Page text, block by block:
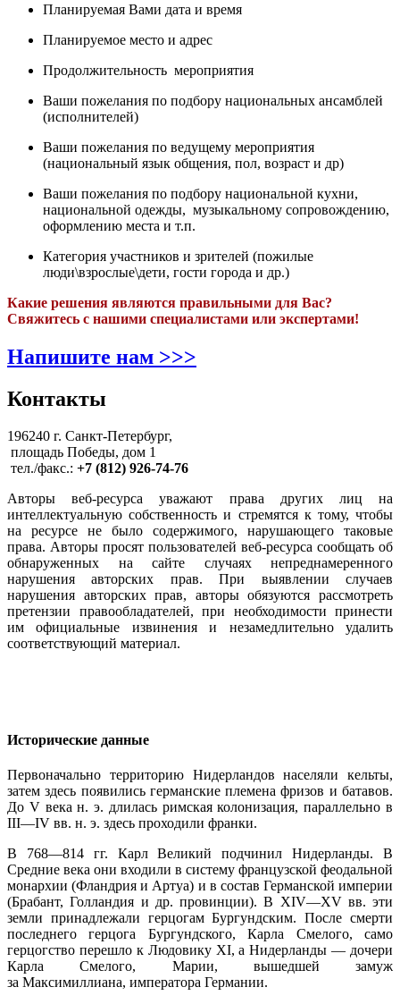
Планируемая Вами дата и время
Планируемое место и адрес
Продолжительность мероприятия
Ваши пожелания по подбору национальных ансамблей
(исполнителей)
Ваши пожелания по ведущему мероприятия
(национальный язык общения, пол, возраст и др)
Ваши пожелания по подбору национальной кухни,
национальной одежды, музыкальному сопровождению,
оформлению места и т.п.
Категория участников и зрителей (пожилые
люди\взрослые\дети, гости города и др.)
Какие решения являются правильными для Вас?
Свяжитесь с нашими специалистами или экспертами!
Напишите нам >>>
Контакты
196240 г. Санкт-Петербург,
площадь Победы, дом 1
тел./факс.: +7 (812) 926-74-76
Авторы веб-ресурса уважают права других лиц на
интеллектуальную собственность и стремятся к тому, чтобы
на ресурсе не было содержимого, нарушающего таковые
права. Авторы просят пользователей веб-ресурса сообщать об
обнаруженных на сайте случаях непреднамеренного
нарушения авторских прав. При выявлении случаев
нарушения авторских прав, авторы обязуются рассмотреть
претензии правообладателей, при необходимости принести
им официальные извинения и незамедлительно удалить
соответствующий материал.
Исторические данные
Первоначально территорию Нидерландов населяли кельты,
затем здесь появились германские племена фризов и батавов.
До V века н. э. длилась римская колонизация, параллельно в
III—IV вв. н. э. здесь проходили франки.
В 768—814 гг. Карл Великий подчинил Нидерланды. В
Средние века они входили в систему французской феодальной
монархии (Фландрия и Артуа) и в состав Германской империи
(Брабант, Голландия и др. провинции). В XIV—XV вв. эти
земли принадлежали герцогам Бургундским. После смерти
последнего герцога Бургундского, Карла Смелого, само
герцогство перешло к Людовику XI, а Нидерланды — дочери
Карла Смелого, Марии, вышедшей замуж
за Максимиллиана, императора Германии.